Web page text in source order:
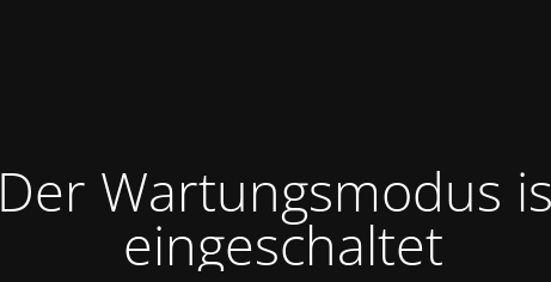
Der Wartungsmodus
eingeschaltet